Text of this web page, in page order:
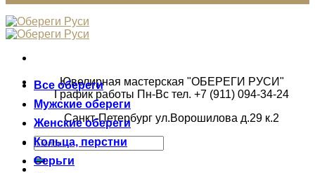
Ювелирная мастерская "ОБЕРЕГИ РУСИ"
График работы Пн-Вс тел. +7 (911) 094-34-24
Санкт-Петербург ул.Ворошилова д.29 к.2
Все обереги
Мужские обереги
Женские обереги
Кольца, перстни
Серьги